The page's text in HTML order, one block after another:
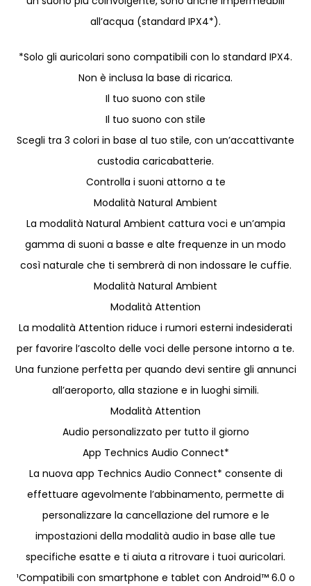
all’acqua (standard IPX4*).
*Solo gli auricolari sono compatibili con lo standard IPX4.
Non è inclusa la base di ricarica.
Il tuo suono con stile
Il tuo suono con stile
Scegli tra 3 colori in base al tuo stile, con un’accattivante
custodia caricabatterie.
Controlla i suoni attorno a te
Modalità Natural Ambient
La modalità Natural Ambient cattura voci e un’ampia
gamma di suoni a basse e alte frequenze in un modo
così naturale che ti sembrerà di non indossare le cuffie.
Modalità Natural Ambient
Modalità Attention
La modalità Attention riduce i rumori esterni indesiderati
per favorire l’ascolto delle voci delle persone intorno a te.
Una funzione perfetta per quando devi sentire gli annunci
all’aeroporto, alla stazione e in luoghi simili.
Modalità Attention
Audio personalizzato per tutto il giorno
App Technics Audio Connect*
La nuova app Technics Audio Connect* consente di
effettuare agevolmente l’abbinamento, permette di
personalizzare la cancellazione del rumore e le
impostazioni della modalità audio in base alle tue
specifiche esatte e ti aiuta a ritrovare i tuoi auricolari.
¹Compatibili con smartphone e tablet con Android™ 6.0 o